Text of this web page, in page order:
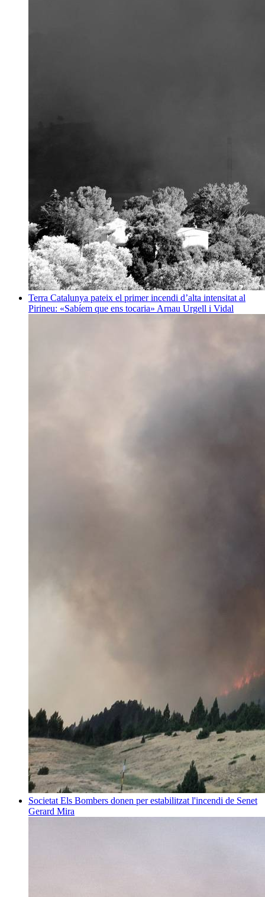
Terra Catalunya pateix el primer incendi d’alta intensitat al
Pirineu: «Sabíem que ens tocaria» Arnau Urgell i Vidal
Societat Els Bombers donen per estabilitzat l'incendi de Senet
Gerard Mira